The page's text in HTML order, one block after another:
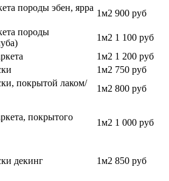
породы эбен, ярра
1м2 900 руб
породы
1м2 1 100 руб
1м2 1 200 руб
1м2 750 руб
покрытой лаком/
1м2 800 руб
покрытого
1м2 1 000 руб
декинг 1м2 850 руб